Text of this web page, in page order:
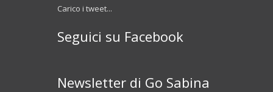
Carico i tweet...
Seguici su Facebook
Newsletter di Go Sabina